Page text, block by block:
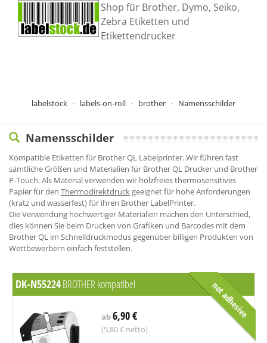
Shop für Brother, Dymo, Seiko,
Zebra Etiketten und
Etikettendrucker
labelstock labels-on-roll brother Namensschilder
Namensschilder
Kompatible Etiketten für Brother QL Labelprinter. Wir führen fast
sämtliche Größen und Materialien für Brother QL Drucker und Brother
P-Touch. Als Material verwenden wir holzfreies thermosensitives
Papier für den Thermodirektdruckgeeignet für hohe Anforderungen
(kratz und wasserfest) für ihren Brother LabelPrinter.
Die Verwendung hochwertiger Materialien machen den Unterschied,
dies können Sie beim Drucken von Grafiken und Barcodes mit dem
Brother QL im Schnelldruckmodus gegenüber billigen Produkten von
Wettbewerbern einfach feststellen.
not adhesive
DK-N55224BROTHER kompatibel
ab6,90 €
(5,80 € netto)